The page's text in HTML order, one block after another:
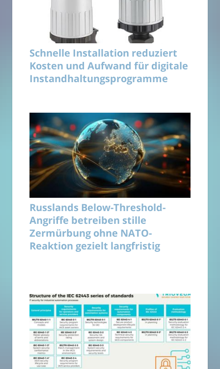
Schnelle Installation reduziert
Kosten und Aufwand für digitale
Instandhaltungsprogramme
Russlands Below-Threshold-
Angriffe betreiben stille
Zermürbung ohne NATO-
Reaktion gezielt langfristig